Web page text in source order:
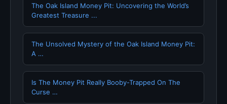
The Oak Island Money Pit: Uncovering the World’s
Greatest Treasure ...
The Unsolved Mystery of the Oak Island Money Pit:
A …
Is The Money Pit Really Booby-Trapped On The
Curse …